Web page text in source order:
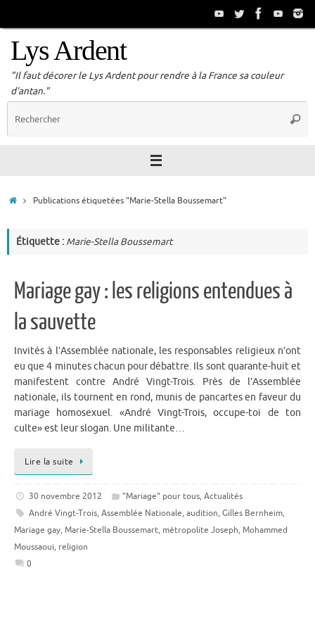
Lys Ardent
"Il faut décorer le Lys Ardent pour rendre à la France sa couleur
d'antan."
AccueilPublications étiquetées "Marie-Stella Boussemart"
Étiquette : Marie-Stella Boussemart
Mariage gay : les religions entendues à
la sauvette
Invités à l’Assemblée nationale, les responsables religieux n’ont
eu que 4 minutes chacun pour débattre. Ils sont quarante-huit et
manifestent contre André Vingt-Trois. Près de l’Assemblée
nationale, ils tournent en rond, munis de pancartes en faveur du
mariage homosexuel. «André Vingt-Trois, occupe-toi de ton
culte» est leur slogan. Une militante…
Lire la suite
30 novembre 2012 "Mariage" pour tous,Actualités
André Vingt-Trois, Assemblée Nationale, audition, Gilles Bernheim,
Mariage gay, Marie-Stella Boussemart, métropolite Joseph, Mohammed
Moussaoui, religion
0